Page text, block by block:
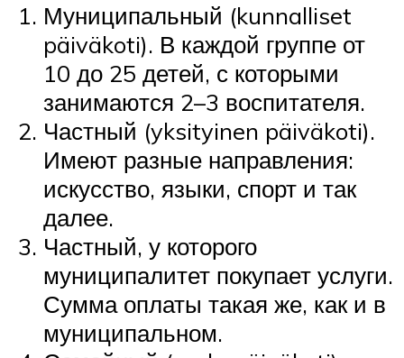
Муниципальный (kunnalliset
päiväkoti). В каждой группе от
10 до 25 детей, с которыми
занимаются 2–3 воспитателя.
Частный (yksityinen päiväkoti).
Имеют разные направления:
искусство, языки, спорт и так
далее.
Частный, у которого
муниципалитет покупает услуги.
Сумма оплаты такая же, как и в
муниципальном.